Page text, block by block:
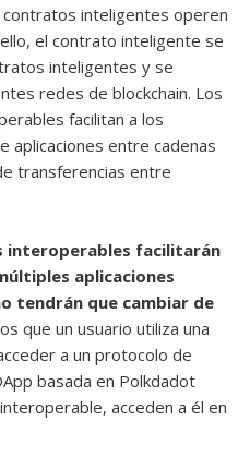
inteligentes operen
el contrato inteligente se
inteligentes y se
redes de blockchain. Los
facilitan a los
aplicaciones entre cadenas
transferencias entre
interoperables facilitarán
aplicaciones
tendrán que cambiar de
que un usuario utiliza una
a un protocolo de
basada en Polkdadot
acceden a él en